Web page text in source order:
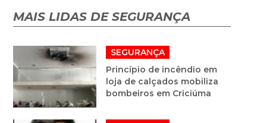
MAIS LIDAS DE SEGURANÇA
SEGURANÇA
Princípio de incêndio em
loja de calçados mobiliza
bombeiros em Criciúma